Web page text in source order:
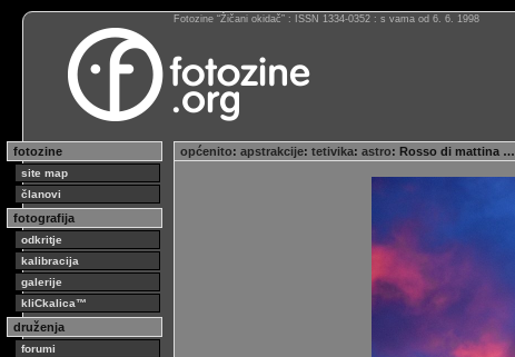
Fotozine “Žičani okidač” : ISSN 1334-0352 : s vama od 6. 6. 1998
fotozine
site map
članovi
fotografija
odkritje
kalibracija
galerije
kliCkalica™
druženja
forumi
općenito: apstrakcije: tetivika: astro: Rosso di mattina …